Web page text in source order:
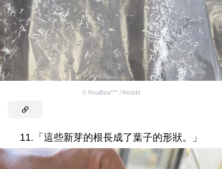
© ReaBea*** / Reddit
11.「這些新芽的根長成了葉子的形狀。」